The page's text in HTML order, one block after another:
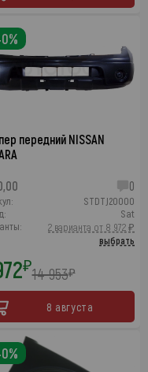
передний NISSAN
0
STDTJ20000
Sat
2 варианта от 8 972 ₽
выбрать
₽14 953₽
8 августа